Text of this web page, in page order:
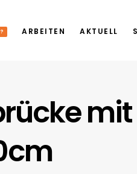
ARBEITEN AKTUELL
mit